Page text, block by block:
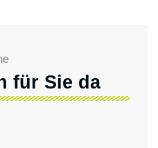
für Sie da